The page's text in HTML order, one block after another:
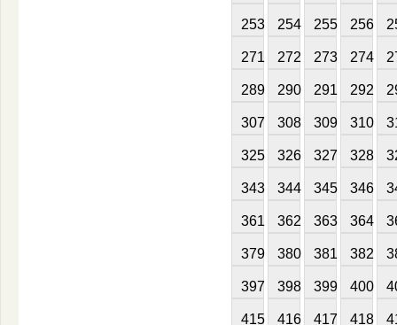
253 254 255 256
271 272 273 274
289 290 291 292
307 308 309 310
325 326 327 328
343 344 345 346
361 362 363 364
379 380 381 382
397 398 399 400
415 416 417 418